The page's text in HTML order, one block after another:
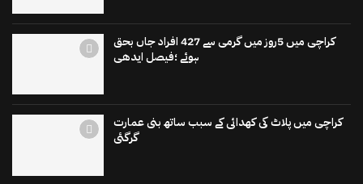
کراچی میں 5روز میں گرمی سے 427 افراد جاں بحق
ہوئے ؛فیصل ایدھی
کراچی میں پلاٹ کی کھدائی کے سبب ساتھ بنی عمارت
گرگئی